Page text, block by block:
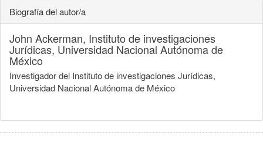
Biografía del autor/a
John Ackerman, Instituto de investigaciones
Jurídicas, Universidad Nacional Autónoma de
México
Investigador del Instituto de investigaciones Jurídicas,
Universidad Nacional Autónoma de México